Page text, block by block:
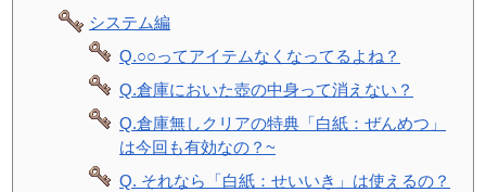
システム編
Q.○○ってアイテムなくなってるよね？
Q.倉庫においた壺の中身って消えない？
Q.倉庫無しクリアの特典「白紙：ぜんめつ」
は今回も有効なの？~
Q. それなら「白紙：せいいき」は使えるの？